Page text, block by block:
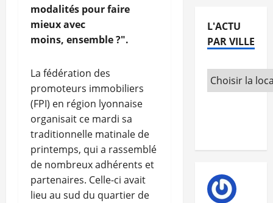
modalités pour faire
mieux avec
moins, ensemble ?".
La fédération des
promoteurs immobiliers
(FPI) en région lyonnaise
organisait ce mardi sa
traditionnelle matinale de
printemps, qui a rassemblé
de nombreux adhérents et
partenaires. Celle-ci avait
lieu au sud du quartier de
L'ACTU
PAR VILLE